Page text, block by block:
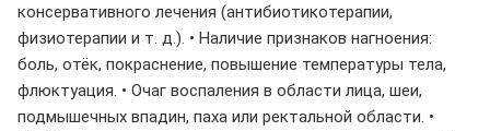
консервативного лечения (антибиотикотерапии,
физиотерапии и т. д.). • Наличие признаков нагноения:
боль, отёк, покраснение, повышение температуры тела,
флюктуация. • Очаг воспаления в области лица, шеи,
подмышечных впадин, паха или ректальной области. •